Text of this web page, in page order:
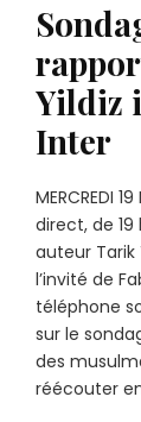
Yildiz
Inter
MERCREDI
direct, de
auteur Tarik
l’invité de
téléphone
sur le
des
réécouter